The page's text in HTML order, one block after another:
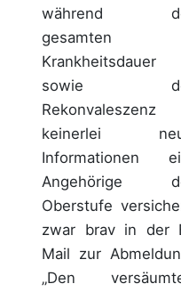
während
gesamten
Krankheitsdauer
sowie
Rekonvaleszenz
keinerlei
Informationen
Angehörige
Oberstufe
zwar brav in der
Mail zur
„Den